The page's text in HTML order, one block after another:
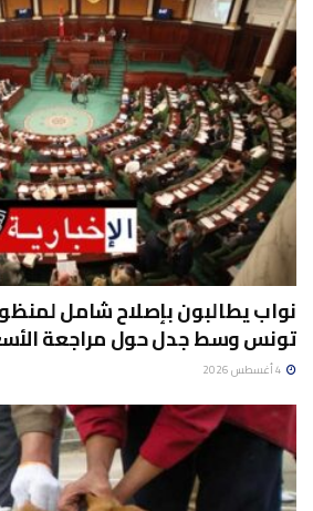
نواب يطالبون بإصلاح شامل
تونس وسط جدل حول مراجعة